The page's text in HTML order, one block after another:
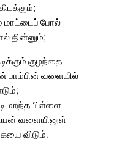
மாட்டைப் போல்
தின்னும்;
குழந்தை
பாம்பின் வளையில்
மறந்த பிள்ளை
வளையினுள்
விடும்.